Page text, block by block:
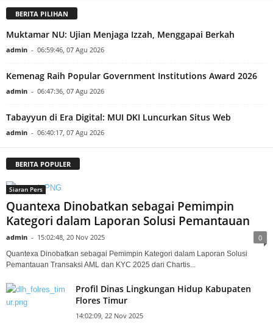
BERITA PILIHAN
Muktamar NU: Ujian Menjaga Izzah, Menggapai Berkah
admin - 06:59:46, 07 Agu 2026
Kemenag Raih Popular Government Institutions Award 2026
admin - 06:47:36, 07 Agu 2026
Tabayyun di Era Digital: MUI DKI Luncurkan Situs Web
admin - 06:40:17, 07 Agu 2026
BERITA POPULER
Siaran Pers
Quantexa Dinobatkan sebagai Pemimpin
Kategori dalam Laporan Solusi Pemantauan
admin - 15:02:48, 20 Nov 2025 0
Quantexa Dinobatkan sebagai Pemimpin Kategori dalam Laporan Solusi
Pemantauan Transaksi AML dan KYC 2025 dari Chartis...
Profil Dinas Lingkungan Hidup Kabupaten
Flores Timur
14:02:09, 22 Nov 2025